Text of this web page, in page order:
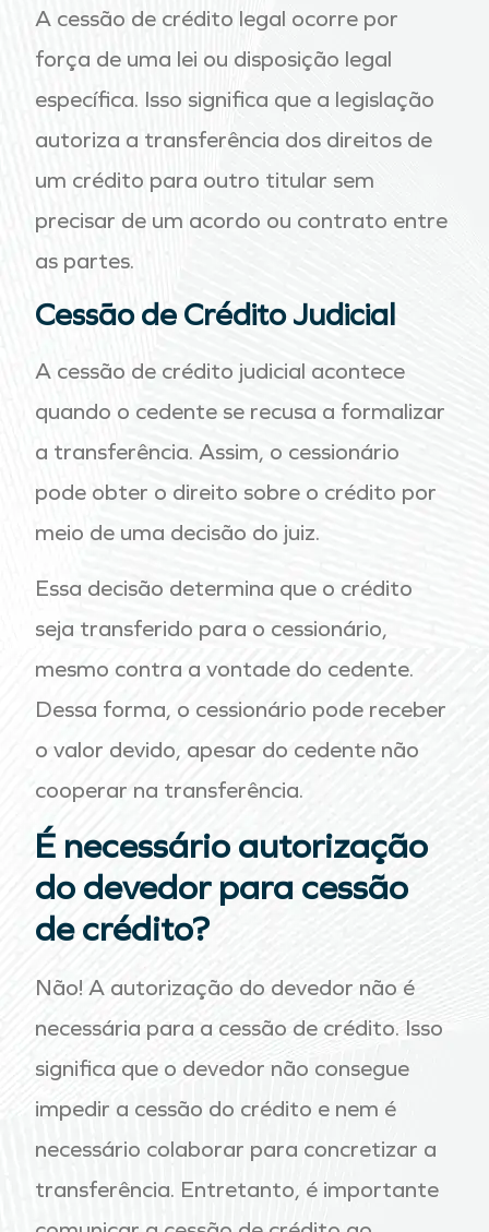
A cessão de crédito legal ocorre por
força de uma lei ou disposição legal
específica. Isso significa que a legislação
autoriza a transferência dos direitos de
um crédito para outro titular sem
precisar de um acordo ou contrato entre
as partes.
Cessão de Crédito Judicial
A cessão de crédito judicial acontece
quando o cedente se recusa a formalizar
a transferência. Assim, o cessionário
pode obter o direito sobre o crédito por
meio de uma decisão do juiz.
Essa decisão determina que o crédito
seja transferido para o cessionário,
mesmo contra a vontade do cedente.
Dessa forma, o cessionário pode receber
o valor devido, apesar do cedente não
cooperar na transferência.
É necessário autorização
do devedor para cessão
de crédito?
Não! A autorização do devedor não é
necessária para a cessão de crédito. Isso
significa que o devedor não consegue
impedir a cessão do crédito e nem é
necessário colaborar para concretizar a
transferência. Entretanto, é importante